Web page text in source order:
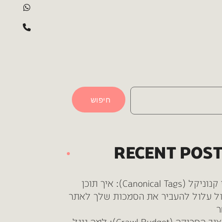
חיפוש
RECENT
תגי קנוניקל (Canonical Tags): איך תוכן
עלול להעביר את הסמכות שלך לאתר